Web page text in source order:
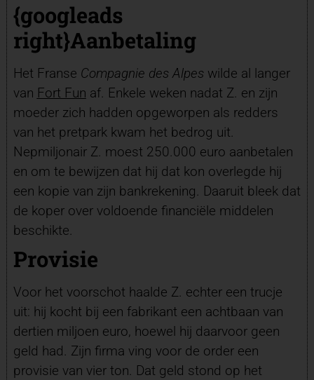
{googleads
right}Aanbetaling
Het Franse Compagnie des Alpeswilde al langer
van Fort Fun af. Enkele weken nadat Z. en zijn
moeder zich hadden opgeworpen als redders
van het pretpark kwam het bedrog uit.
Nepmiljonair Z. moest 250.000 euro aanbetalen
en om te bewijzen dat hij dat kon overlegde hij
een kopie van zijn bankrekening. Daaruit bleek dat
de koper over voldoende financiële middelen
beschikte.
Provisie
Voor het voorschot haalde Z. echter een trucje
uit: hij kocht bij een fabrikant een achtbaan van
dertien miljoen euro, hoewel hij daarvoor geen
geld had. Zijn firma ving voor de order een
provisie van vier ton. Dat geld stond op het